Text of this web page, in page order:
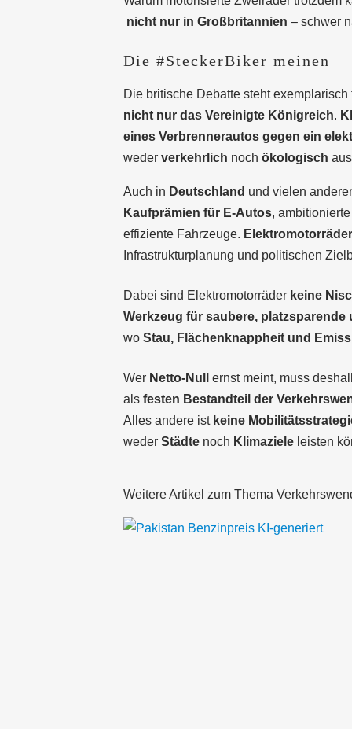
nicht nur in Großbritannien – schwer
Die #SteckerBiker meinen
Die britische Debatte steht
nicht nur das Vereinigte Königreich.
eines Verbrennerautos gegen ein
weder verkehrlich noch ökologisch
Auch in Deutschland und vielen
Kaufprämien für E-Autos,
effiziente Fahrzeuge.
Infrastrukturplanung und politischen
Dabei sind Elektromotorräder keine
Werkzeug für saubere, platzsparende
wo Stau, Flächenknappheit und
Wer Netto-Null
ernst meint, muss
als festen Bestandteil der
Alles andere ist keine
weder Städtenoch Klimazieleleisten
Weitere Artikel zum Thema